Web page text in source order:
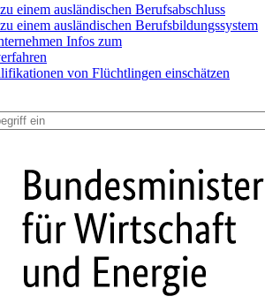
einem ausländischen Berufsabschluss
einem ausländischen Berufsbildungssystem
Infos zum
von Flüchtlingen einschätzen